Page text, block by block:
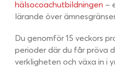
hälsocoachutbildningen –
lärande över
Du genomför 15 veckors
perioder där du får pröva
verkligheten och växa in i